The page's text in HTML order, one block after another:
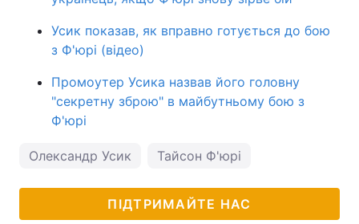
Усик показав, як вправно готується до бою
з Ф'юрі (відео)
Промоутер Усика назвав його головну
"секретну зброю" в майбутньому бою з
Ф'юрі
Олександр Усик Тайсон Ф'юрі
ПІДТРИМАЙТЕ НАС